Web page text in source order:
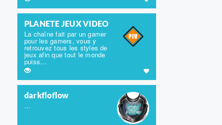
PLANETE JEUX VIDEO
La chaîne fait par un gamer
pour les gamers, vous y
retrouvez tous les styles de
jeux afin que tout le monde
puiss...
darkfloflow
...